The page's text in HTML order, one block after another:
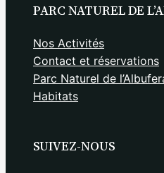
PARC NATUREL DE
Nos Activités
Contact et réservations
Parc Naturel de
Habitats
SUIVEZ-NOUS